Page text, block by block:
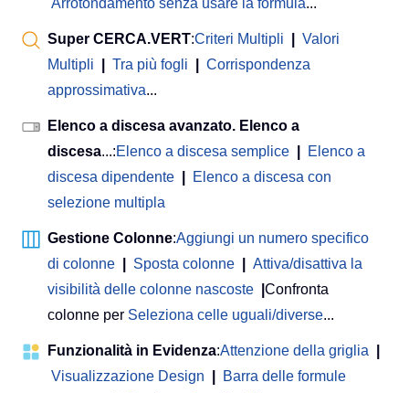
Arrotondamento senza usare la formula...
Super CERCA.VERT:Criteri Multipli
Valori
Multipli
Tra più fogli
Corrispondenza
approssimativa...
Elenco a discesa avanzato. Elenco a
discesa...:Elenco a discesa semplice
Elenco a
discesa dipendente
Elenco a discesa con
selezione multipla
Gestione Colonne:Aggiungi un numero specifico
di colonne
Sposta colonne
Attiva/disattiva la
visibilità delle colonne nascoste
Confronta
colonne per Seleziona celle uguali/diverse...
Funzionalità in Evidenza:Attenzione della griglia
Visualizzazione Design
Barra delle formule